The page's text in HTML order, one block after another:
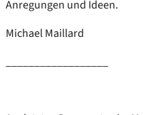
Anregungen und Ideen.
Michael Maillard